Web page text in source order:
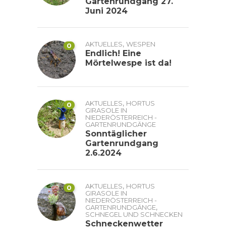
Juni 2024
0 AKTUELLES, WESPEN
Endlich! Eine
Mörtelwespe ist da!
0 AKTUELLES, HORTUS
GIRASOLE IN
NIEDERÖSTERREICH -
GARTENRUNDGÄNGE
Sonntäglicher
Gartenrundgang
2.6.2024
0 AKTUELLES, HORTUS
GIRASOLE IN
NIEDERÖSTERREICH -
GARTENRUNDGÄNGE,
SCHNEGEL UND SCHNECKEN
Schneckenwetter